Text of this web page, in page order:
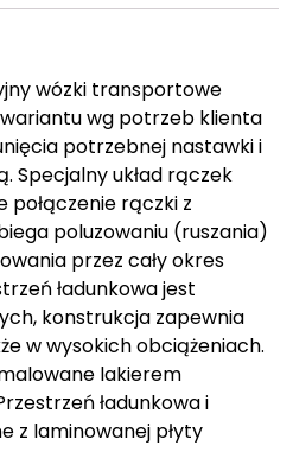
wózki transportowe
wg potrzeb klienta
potrzebnej nastawki i
Specjalny układ rączek
połączenie rączki z
poluzowaniu (ruszania)
przez cały okres
ładunkowa jest
konstrukcja zapewnia
w wysokich obciążeniach.
lakierem
ładunkowa i
z laminowanej płyty